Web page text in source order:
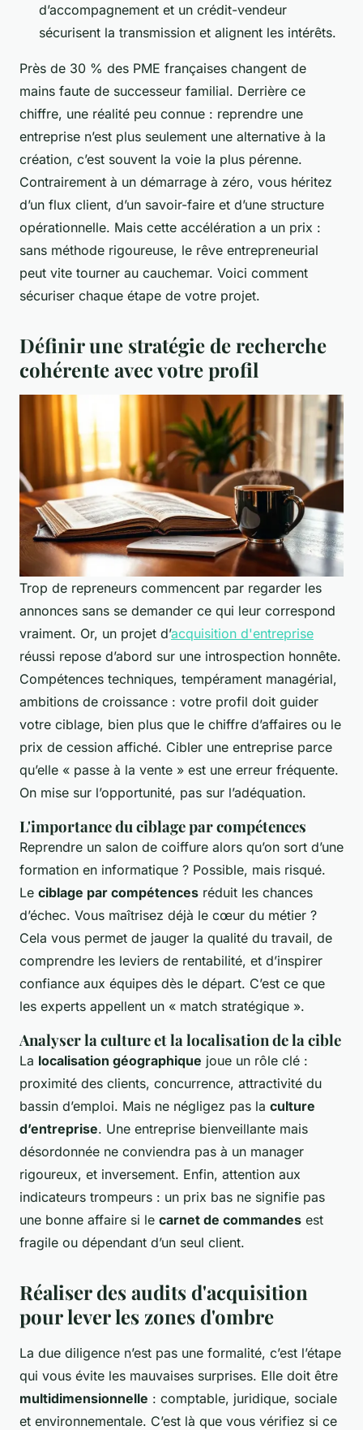
d’accompagnement et un crédit-vendeur
sécurisent la transmission et alignent les intérêts.
Près de 30 % des PME françaises changent de
mains faute de successeur familial. Derrière ce
chiffre, une réalité peu connue : reprendre une
entreprise n’est plus seulement une alternative à la
création, c’est souvent la voie la plus pérenne.
Contrairement à un démarrage à zéro, vous héritez
d’un flux client, d’un savoir-faire et d’une structure
opérationnelle. Mais cette accélération a un prix :
sans méthode rigoureuse, le rêve entrepreneurial
peut vite tourner au cauchemar. Voici comment
sécuriser chaque étape de votre projet.
Définir une stratégie de recherche
cohérente avec votre profil
Trop de repreneurs commencent par regarder les
annonces sans se demander ce qui leur correspond
vraiment. Or, un projet d’acquisition d'entreprise
réussi repose d’abord sur une introspection honnête.
Compétences techniques, tempérament managérial,
ambitions de croissance : votre profil doit guider
votre ciblage, bien plus que le chiffre d’affaires ou le
prix de cession affiché. Cibler une entreprise parce
qu’elle « passe à la vente » est une erreur fréquente.
On mise sur l’opportunité, pas sur l’adéquation.
L'importance du ciblage par compétences
Reprendre un salon de coiffure alors qu’on sort d’une
formation en informatique ? Possible, mais risqué.
Le ciblage par compétences réduit les chances
d’échec. Vous maîtrisez déjà le cœur du métier ?
Cela vous permet de jauger la qualité du travail, de
comprendre les leviers de rentabilité, et d’inspirer
confiance aux équipes dès le départ. C’est ce que
les experts appellent un « match stratégique ».
Analyser la culture et la localisation de la cible
La localisation géographique joue un rôle clé :
proximité des clients, concurrence, attractivité du
bassin d’emploi. Mais ne négligez pas la culture
d’entreprise. Une entreprise bienveillante mais
désordonnée ne conviendra pas à un manager
rigoureux, et inversement. Enfin, attention aux
indicateurs trompeurs : un prix bas ne signifie pas
une bonne affaire si le carnet de commandes est
fragile ou dépendant d’un seul client.
Réaliser des audits d'acquisition
pour lever les zones d'ombre
La due diligence n’est pas une formalité, c’est l’étape
qui vous évite les mauvaises surprises. Elle doit être
multidimensionnelle : comptable, juridique, sociale
et environnementale. C’est là que vous vérifiez si ce